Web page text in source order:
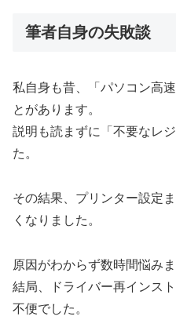
筆者自身の失敗談
私自身も昔、「パソコン高
とがあります。
説明も読まずに「不要なレ
た。
その結果、プリンター設定
くなりました。
原因がわからず数時間悩みま
結局、ドライバー再インス
不便でした。